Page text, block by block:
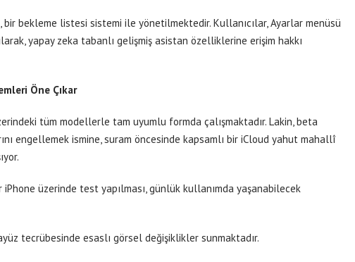
bekleme listesi sistemi ile yönetilmektedir. Kullanıcılar, Ayarlar menüsü
yapay zeka tabanlı gelişmiş asistan özelliklerine erişim hakkı
Öne Çıkar
tüm modellerle tam uyumlu formda çalışmaktadır. Lakin, beta
engellemek ismine, suram öncesinde kapsamlı bir iCloud yahut mahallî
üzerinde test yapılması, günlük kullanımda yaşanabilecek
tecrübesinde esaslı görsel değişiklikler sunmaktadır.